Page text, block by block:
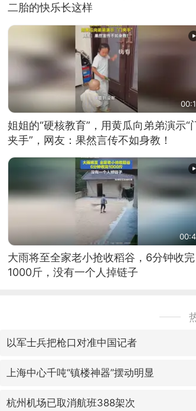
二胎的快乐长这样
姐姐的“硬核教育”，用黄瓜向弟弟演示“
夹手”，网友：果然言传不如身教！
大雨将至全家老小抢收稻谷，6分钟收完
1000斤，没有一个人掉链子
以军士兵把枪口对准中国记者
上海中心千吨“镇楼神器”摆动明显
杭州机场已取消航班388架次